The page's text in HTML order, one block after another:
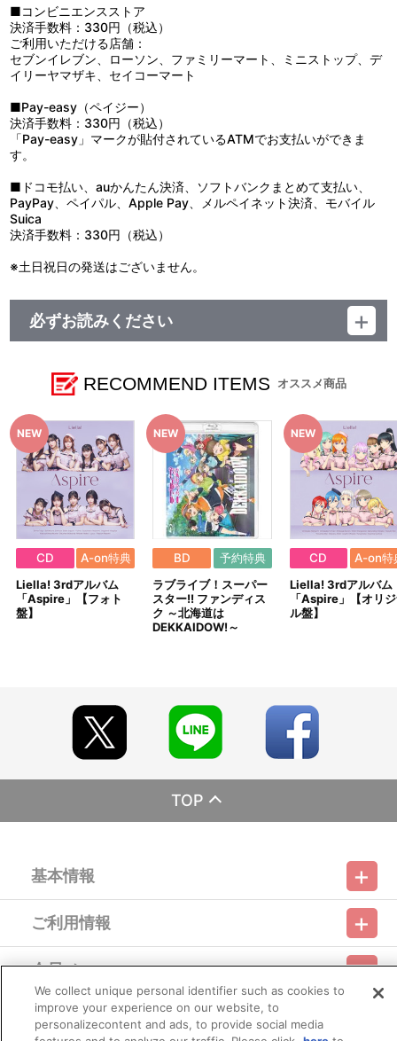
●洗濯はできません。汚れた場合は水または薄めた中性洗剤を含ま
せ、固く絞った布でやさしく拭いてください。塩素系洗剤、漂白剤
の使用はお避けください。
●アイロンはお避けください。
●ベンジンやシンナーなどの溶剤やアルコールの使用や付着は、変
●直射日光及び紫外線が長期間あたる場所での保管は変色や劣化の
原因になりますのでお避けください。
●ストラップを取り付けている金属パーツは、取り外し可能な仕様
のため、ネジが使用中に緩くなり外れてしまう場合がございます。
【アクリルスタンド】
●小さい部品があります。ちっ息などの恐れがありますので、口の
中には絶対に入れないでください。
げたり、無理に引っ張ったりしないでください。
●汚れた場合は、水や薄めた中性洗剤を含ませ固く絞った布でやさ
しく拭きとってください。
●ベンジンやシンナー、アルコール系溶剤などを使用しますと、変
【缶バッジ】
●装着した状態で激しい運動をすると、ケガや事故の原因になりま
すのでお避けください。
●使用しないときは、針に気を付けてお子様の手が届かないところ
に保管してください。
●装着する生地によっては表面に傷がついたり、穴あき破損の原因
となりますのでご注意ください。
■コンビニエンスストア
決済手数料：330円（税込）
ご利用いただける店舗：
セブンイレブン、ローソン、ファミリーマート、ミニストップ、デ
イリーヤマザキ、セイコーマート
■Pay-easy（ペイジー）
決済手数料：330円（税込）
「Pay-easy」マークが貼付されているATMでお支払いができま
す。
■ドコモ払い、auかんたん決済、ソフトバンクまとめて支払い、
PayPay、ペイパル、Apple Pay、メルペイネット決済、モバイル
Suica
決済手数料：330円（税込）
※土日祝日の発送はございません。
必ずお読みください
■発送予定：2025年10月下旬
【本商品の内容】
ラブライブ！スーパースター!! 結ヶ丘女子購買部 BIRTHDAYプレゼ
ント第4シーズン ～米女メイセット～
【商品の取り扱い】
結ヶ丘女子購買部（プレミアムバンダイ、A-on STORE）
ゲーマーズ
※イベント会場や海外等で販売する場合がございます。詳細は公
式サイト等でご案内いたします。
【ご注意（必ずお読みください）】
■商品について
※本商品は、結ヶ丘女子購買部（A-on STORE プレミアムバンダ
イ支店）にて販売される商品と同じ商品となります。
※本商品は準備数に限りがございます。準備数に達した場合、早
期限切れが発生した際は販売を再開させていただく場合がございま
す。あらかじめご了承ください。
※仕様等は予告なく変更となる場合がございます。
※撮影環境やご利用のモニター環境により、実物と多少異なって
見える場合がございます。
※商品画像はイメージです。実際の仕様とは異なる場合がござい
■ご注文・お支払いについて
※本商品のご注文はバンダイナムコフィルムワークス公式ショッ
プ『A-on STORE』が承り、発送を行います。
なお、ご注文には、バンダイナムコフィルムワークス公式ショ
ップ『A-on STORE』の会員登録（無料）が必要となります。
※本商品は、他の商品との買い合わせはできません。
※本商品は受注生産となります。そのため、本商品は前入金とな
ります。
※A-on STOREでの決済方法は「カード決済」「コンビニ決済」
「Pay-easy（ペイジー）」「WEB・スマホ決済」のみとなりま
RECOMMEND ITEMS オススメ商品
CD
A-on特典
Liella! 3rdアルバム
「Aspire」【フォト
盤】
BD
予約特典
ラブライブ！スーパー
スター!! ファンディス
ク ～北海道は
DEKKAIDOW!～
CD
A-on特
Liella! 3rdアルバム
「Aspire」【オリ
ル盤】
TOP
基本情報
利用規約 特定商取引法に基づく表示
ご利用情報
Do Not Sell or Share My Personal Information
会員メニュー
ログイン 会員規約 新規会員登録
その他のご案内
We collect unique personal identifier such as cookies to
improve your experience on our website, to
personalizecontent and ads, to provide social media